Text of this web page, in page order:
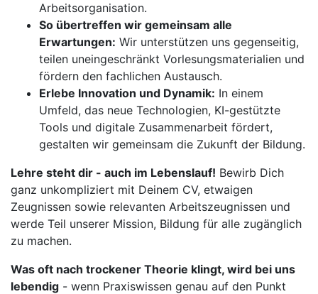
Arbeitsorganisation.
So übertreffen wir gemeinsam alle
Erwartungen: Wir unterstützen uns gegenseitig,
teilen uneingeschränkt Vorlesungsmaterialien und
fördern den fachlichen Austausch.
Erlebe Innovation und Dynamik: In einem
Umfeld, das neue Technologien, KI-gestützte
Tools und digitale Zusammenarbeit fördert,
gestalten wir gemeinsam die Zukunft der Bildung.
Lehre steht dir - auch im Lebenslauf! Bewirb Dich
ganz unkompliziert mit Deinem CV, etwaigen
Zeugnissen sowie relevanten Arbeitszeugnissen und
werde Teil unserer Mission, Bildung für alle zugänglich
zu machen.
Was oft nach trockener Theorie klingt, wird bei uns
lebendig - wenn Praxiswissen genau auf den Punkt